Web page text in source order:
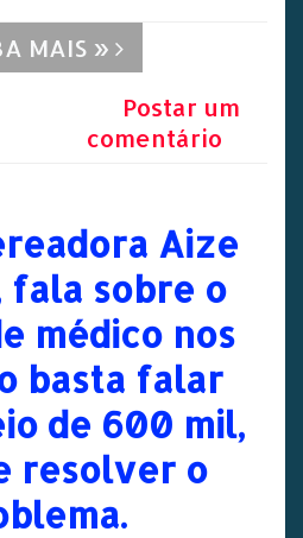
MAIS »
Postar um
comentário
Aize
fala sobre o
médico nos
basta falar
de 600 mil,
resolver o